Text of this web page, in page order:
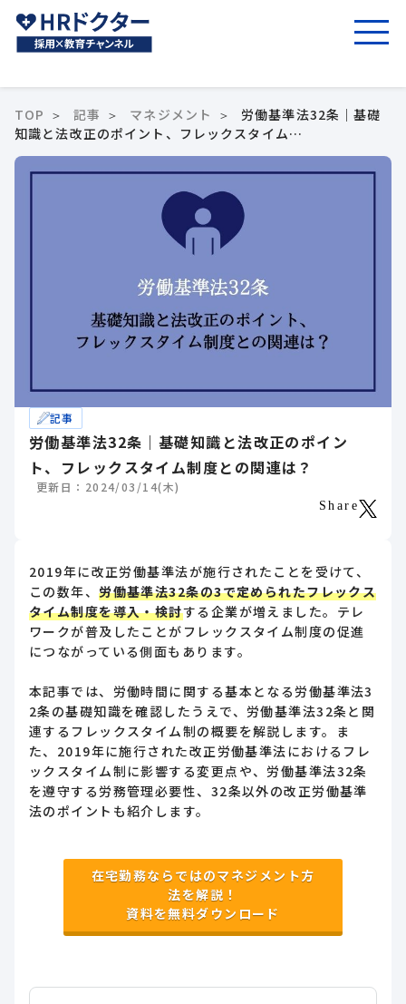
TOP 記事 マネジメント
労働基準法32条｜基礎
知識と法改正のポイント、フレックスタイム…
記事
労働基準法32条｜基礎知識と法改正のポイン
ト、フレックスタイム制度との関連は？
更新日：2024/03/14(木)
Share
2019年に改正労働基準法が施行されたことを受けて、
この数年、労働基準法32条の3で定められたフレックス
タイム制度を導入・検討する企業が増えました。テレ
ワークが普及したことがフレックスタイム制度の促進
につながっている側面もあります。
本記事では、労働時間に関する基本となる労働基準法3
2条の基礎知識を確認したうえで、労働基準法32条と関
連するフレックスタイム制の概要を解説します。ま
た、2019年に施行された改正労働基準法におけるフレ
ックスタイム制に影響する変更点や、労働基準法32条
を遵守する労務管理必要性、32条以外の改正労働基準
法のポイントも紹介します。
在宅勤務ならではのマネジメント方
法を解説！
資料を無料ダウンロード